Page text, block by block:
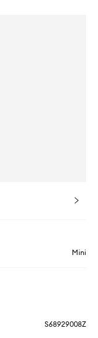
Mini
S68929008Z